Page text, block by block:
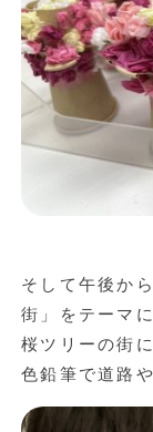
そして午後か
街」をテーマ
桜ツリーの街
色鉛筆で道路